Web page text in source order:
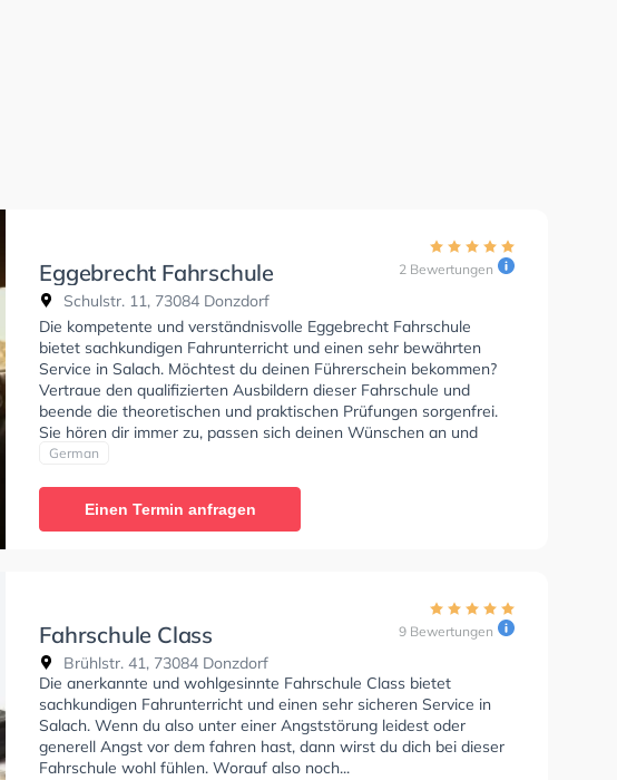
Eggebrecht Fahrschule
Schulstr. 11, 73084 Donzdorf
2 Bewertungen
Die kompetente und verständnisvolle Eggebrecht Fahrschule
bietet sachkundigen Fahrunterricht und einen sehr bewährten
Service in Salach. Möchtest du deinen Führerschein bekommen?
Vertraue den qualifizierten Ausbildern dieser Fahrschule und
beende die theoretischen und praktischen Prüfungen sorgenfrei.
Sie hören dir immer zu, passen sich deinen Wünschen an und
bieten dir eine persönliche Lernerfahrung.
German
Einen Termin anfragen
Fahrschule Class
Brühlstr. 41, 73084 Donzdorf
9 Bewertungen
Die anerkannte und wohlgesinnte Fahrschule Class bietet
sachkundigen Fahrunterricht und einen sehr sicheren Service in
Salach. Wenn du also unter einer Angststörung leidest oder
generell Angst vor dem fahren hast, dann wirst du dich bei dieser
Fahrschule wohl fühlen. Worauf also noch...